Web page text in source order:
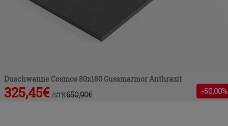
Duschwanne Cosmos 80x180 Gussmarmor Anthrazit
325,45€ /STK650,90€ -50,00%